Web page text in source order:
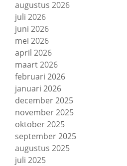
augustus 2026
juli 2026
juni 2026
mei 2026
april 2026
maart 2026
februari 2026
januari 2026
december 2025
november 2025
oktober 2025
september 2025
augustus 2025
juli 2025